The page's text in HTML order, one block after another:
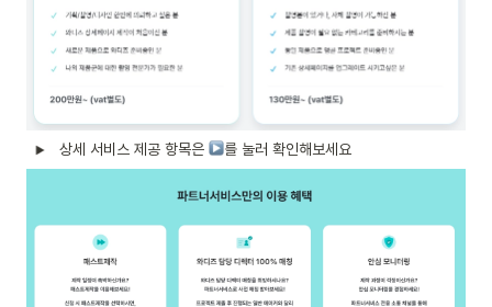
상세 서비스 제공 항목은 를 눌러 확인해보세요